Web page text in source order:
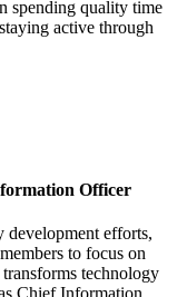
spending quality time
active through
Officer
development efforts,
to focus on
technology